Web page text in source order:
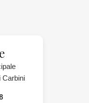
Carbini